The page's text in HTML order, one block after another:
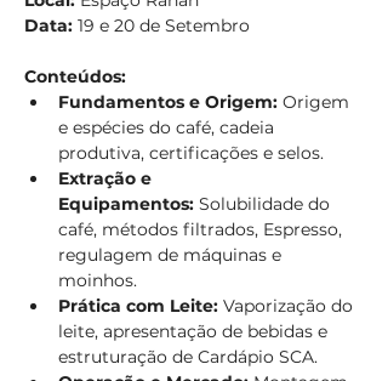
Data: 19 e 20 de Setembro
Conteúdos:
Fundamentos e Origem: Origem
e espécies do café, cadeia
produtiva, certificações e selos.
Extração e
Equipamentos: Solubilidade do
café, métodos filtrados, Espresso,
regulagem de máquinas e
moinhos.
Prática com Leite: Vaporização do
leite, apresentação de bebidas e
estruturação de Cardápio SCA.